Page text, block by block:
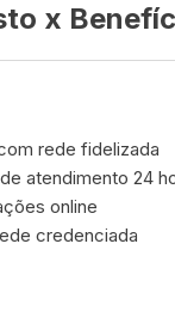
x
rede fidelizada
atendimento 24
online
credenciada